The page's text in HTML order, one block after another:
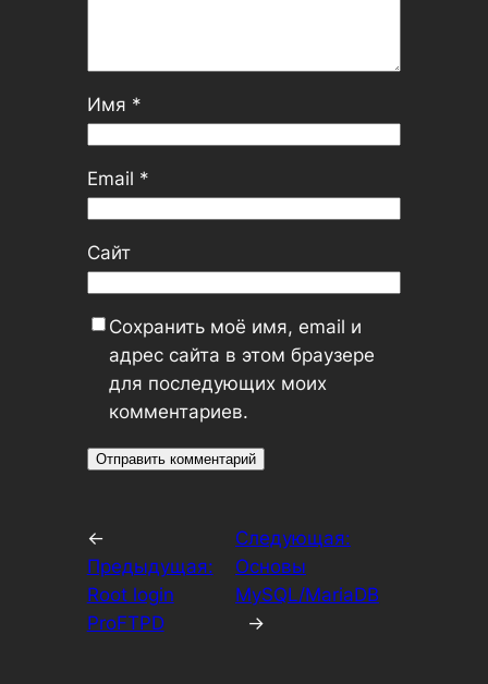
Имя *
Email *
Сайт
Сохранить моё имя, email и
адрес сайта в этом браузере
для последующих моих
комментариев.
←
Предыдущая:
Root login
ProFTPD
Следующая:
Основы
MySQL/MariaDB
→